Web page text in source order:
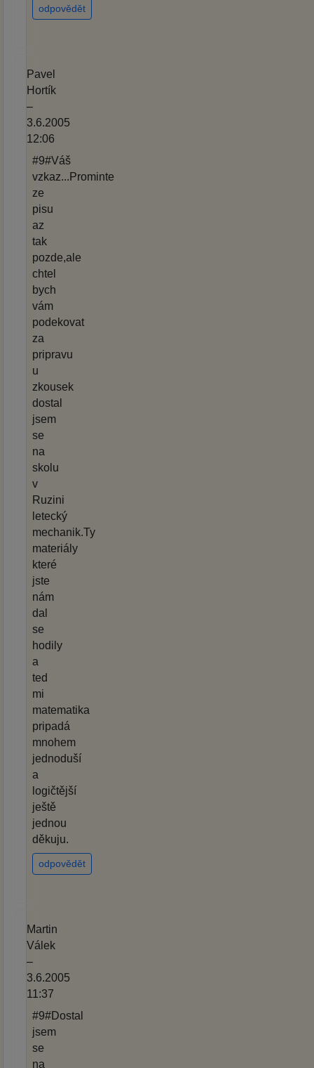
odpovědět
Pavel
Hortík
–
3.6.2005
12:06
#9#Váš
vzkaz...Prominte
ze
pisu
az
tak
pozde,ale
chtel
bych
vám
podekovat
za
pripravu
u
zkousek
dostal
jsem
se
na
skolu
v
Ruzini
letecký
mechanik.Ty
materiály
které
jste
nám
dal
se
hodily
a
ted
mi
matematika
pripadá
mnohem
jednoduší
a
logičtější
ještě
jednou
děkuju.
odpovědět
Martin
Válek
–
3.6.2005
11:37
#9#Dostal
jsem
se
na